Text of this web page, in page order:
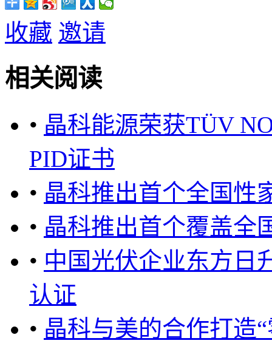
收藏 邀请
相关阅读
• 晶科能源荣获TÜV
PID证书
• 晶科推出首个全国性
• 晶科推出首个覆盖全
• 中国光伏企业东方日
认证
• 晶科与美的合作打造